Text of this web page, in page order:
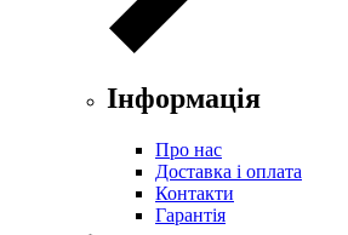
Інформація
Про нас
Доставка і оплата
Контакти
Гарантія